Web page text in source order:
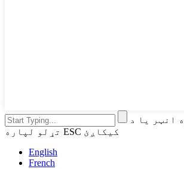
انټر یا د
تړلو لپاره ESC کیکاږئ
English
French